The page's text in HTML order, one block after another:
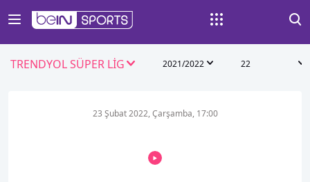
TRENDYOL SÜPER LİG 2021/2022 22
23 Şubat 2022, Çarşamba, 17:00